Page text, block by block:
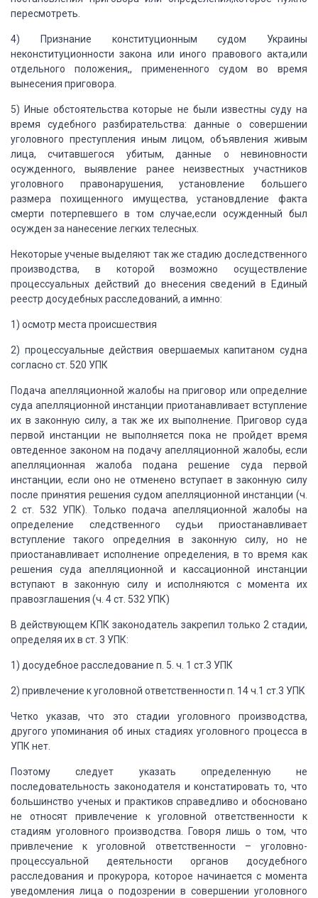
пересмотреть.
4) Признание конституционным судом Украины
неконституционности закона или иного правового акта,или
отдельного положения,, примененного судом во время
вынесения приговора.
5) Иные обстоятельства которые не были известны суду на
время судебного разбирательства: данные о совершении
уголовного преступления иным лицом, объявления живым
лица, считавшегося убитым, данные о невиновности
осужденного, выявление ранее неизвестных участников
уголовного правонарушения, установление большего
размера похищенного имущества, установдление факта
смерти потерпевшего в том случае,если осужденный был
осужден за нанесение легких телесных.
Некоторые ученые выделяют так же стадию доследственного
производства, в которой возможно осуществление
процессуальных действий до внесения сведений в Единый
реестр досудебных расследований, а имнно:
1) осмотр места происшествия
2) процессуальные действия овершаемых капитаном судна
согласно ст. 520 УПК
Подача апелляционной жалобы на приговор или определние
суда апелляционной инстанции приотанавливает вступление
их в законную силу, а так же их выполнение. Приговор суда
первой инстанции не выполняется пока не пройдет время
овтеденное законом на подачуапелляционной жалобы, если
апелляционная жалоба подана решение суда первой
инстанции, если оно не отменено вступает в законную силу
после принятия решения судом апелляционной инстанции (ч.
2 ст. 532 УПК). Только подача апелляционной жалобы на
определение следственного судьи приостанавливает
вступление такого определния в законную силу, но не
приостанавливает исполнение определения, в то время как
решения суда апелляционной и кассационной инстанции
вступают в законную силу и исполняются с момента их
правозглашения (ч. 4 ст. 532 УПК)
В действующем КПК законодатель закрепил только 2 стадии,
определяя их в ст. 3 УПК:
1) досудебное расследование п. 5. ч. 1 ст.3 УПК
2) привлечение к уголовной ответственности п. 14 ч.1 ст.3 УПК
Четко указав, что это стадии уголовного производства,
другого упоминания об иных стадияхуголовного процесса в
УПК нет.
Поэтому следует указать определенную не
последовательность законодателя и констатировать то, что
большинство ученых и практиков справедливо и обосновано
не относят привлечение к уголовной ответственности к
стадиям уголовного производства. Говоря лишь о том, что
привлечение к уголовной ответственности – уголовно-
процессуальной деятельности органов досудебного
расследования и прокурора, которое начинается с момента
уведомления лица о подозрении в совершении уголовного